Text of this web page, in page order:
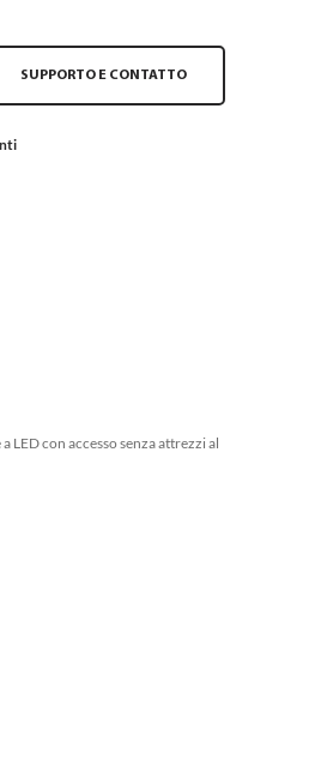
SUPPORTO E CONTATTO
LED con accesso senza attrezzi al